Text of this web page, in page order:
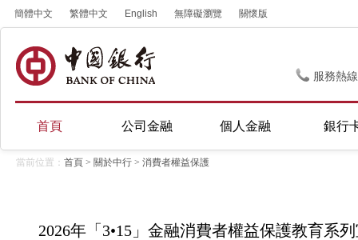
簡體中文 繁體中文 English 無障礙瀏覽 關懷版
服務熱
首頁 公司金融 個人金融 銀行
當前位置： 首頁 > 關於中行 > 消費者權益保護
2026年「3•15」金融消費者權益保護教育系